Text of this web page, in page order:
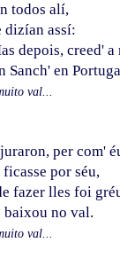
todos alí,
dizían assí:
depois, creed' a
Sanch' en
val...
per com'
ficasse por séu,
fazer lles foi
baixou no val.
val...